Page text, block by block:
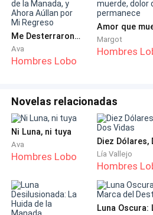
acercarse un poco más y
tengo que decirte de
adelante causes problemas.
pareja es solo una formalidad,
compañera, pero no podrás
lobos. Si haces lo que te digo,
a marcarte. Podría, aunque no
Me llené de rabia al instante, no
petición tan absurda!
Un pensamiento cruzó mi
también ha reencarnado?»
Me Desterraron de la Manada, y Ahora Aúllan por Mi Regreso
Ava
Hombres Lobo
Margot
Hombres
Novelas relacionadas
Ni Luna, ni tuya
Ava
Hombres Lobo Lía Vallejo
Hombres